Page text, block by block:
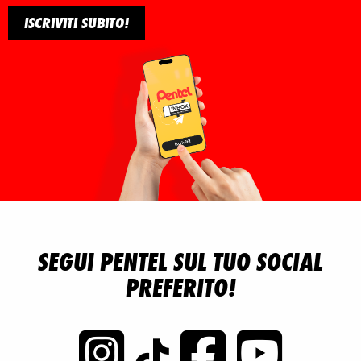
ISCRIVITI SUBITO!
SEGUI PENTEL SUL TUO SOCIAL
PREFERITO!